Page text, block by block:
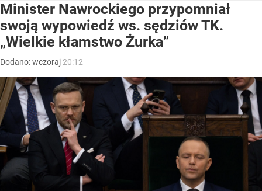
Minister Nawrockiego przypomniał
swoją wypowiedź ws. sędziów TK.
„Wielkie kłamstwo Żurka”
Dodano:wczoraj 20:12